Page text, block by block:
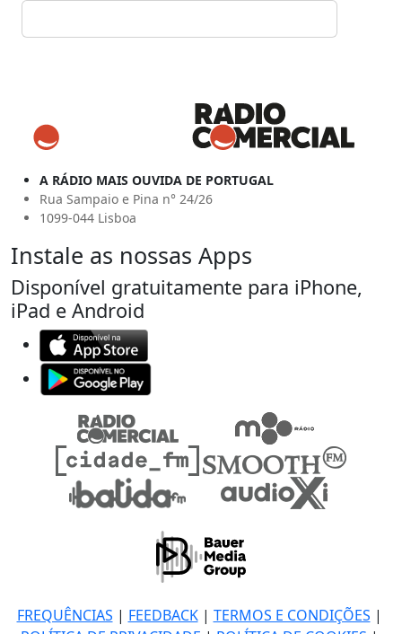
A RÁDIO MAIS OUVIDA DE PORTUGAL
Rua Sampaio e Pina n° 24/26
1099-044 Lisboa
Instale as nossas Apps
Disponível gratuitamente para iPhone,
iPad e Android
FREQUÊNCIAS | FEEDBACK| TERMOS E CONDIÇÕES |